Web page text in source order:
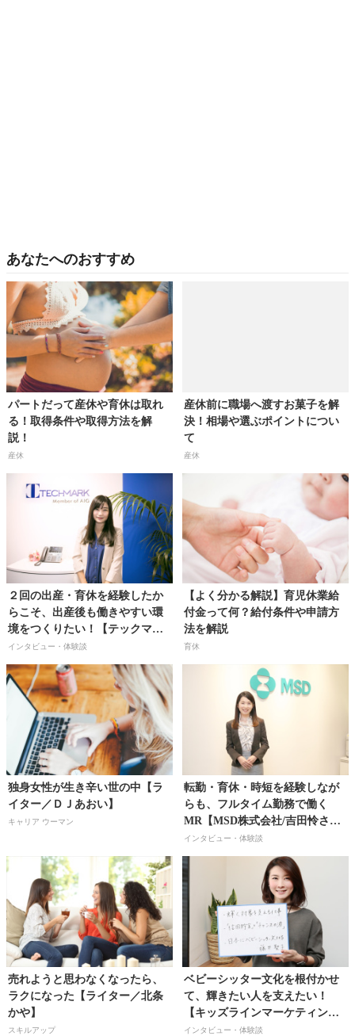
あなたへのおすすめ
パートだって産休や育休は取れ
る！取得条件や取得方法を解
説！
産休
産休前に職場へ渡すお菓子を解
決！相場や選ぶポイントについ
て
産休
２回の出産・育休を経験したか
らこそ、出産後も働きやすい環
境をつくりたい！【テックマー
クジャパン／小林亜弓さん】
インタビュー・体験談
【よく分かる解説】育児休業給
付金って何？給付条件や申請方
法を解説
育休
独身女性が生き辛い世の中【ラ
イター／ＤＪあおい】
キャリア ウーマン
転勤・育休・時短を経験しなが
らも、フルタイム勤務で働く
MR【MSD株式会社/吉田怜さ
ん】
インタビュー・体験談
売れようと思わなくなったら、
ラクになった【ライター／北条
かや】
スキルアップ
ベビーシッター文化を根付かせ
て、輝きたい人を支えたい！
【キッズラインマーケティング
マネージャー／藤井聖子さん】
インタビュー・体験談